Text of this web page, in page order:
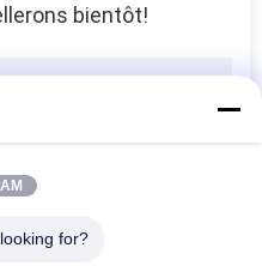
de vêtement
de Recyled
bientôt!
for?